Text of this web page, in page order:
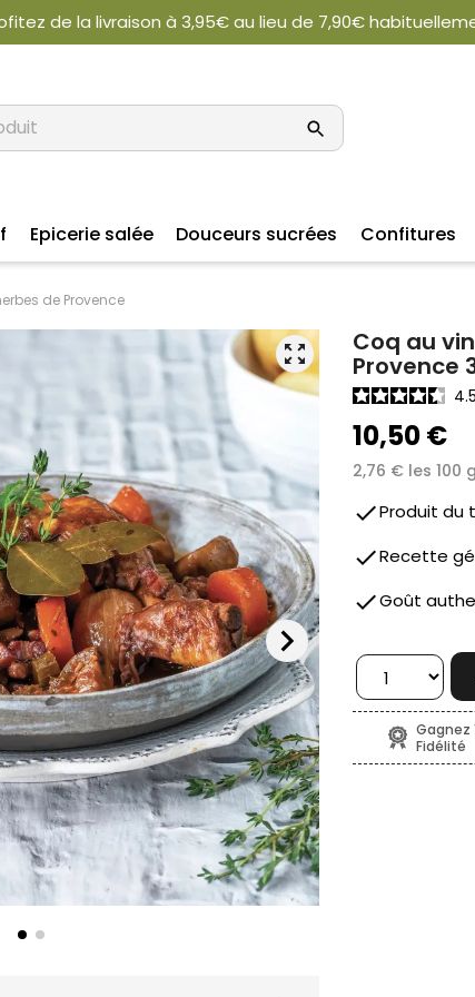
de la livraison à 3,95€ au lieu de 7,90€
Epicerie salée Douceurs sucrées Confitures
de Provence
zoom_out_map
chevron_right
Coq au
Provence
4.5
10,50 €
2,76 € les 100
doneProduit du
doneRecette
doneGoût
Gagnez
Fidélité